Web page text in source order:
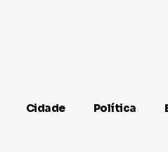
Cidade Política